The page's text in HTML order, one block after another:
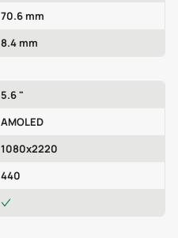
70.6 mm
8.4 mm
5.6 "
AMOLED
1080x2220
440